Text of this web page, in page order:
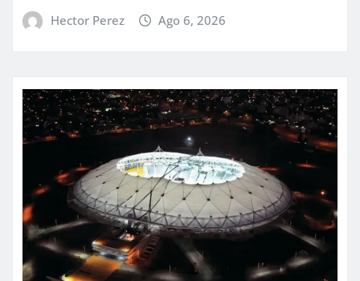
Hector Perez Ago 6, 2026